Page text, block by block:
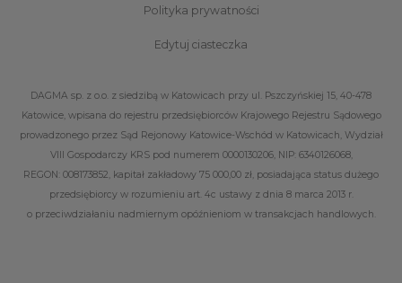
Polityka prywatności
Edytuj ciasteczka
DAGMA sp. z o.o. z siedzibą w Katowicach przy ul. Pszczyńskiej 15, 40-478
Katowice, wpisana do rejestru przedsiębiorców Krajowego Rejestru Sądowego
prowadzonego przez Sąd Rejonowy Katowice-Wschód w Katowicach, Wydział
VIII Gospodarczy KRS pod numerem 0000130206, NIP: 6340126068,
REGON: 008173852, kapitał zakładowy 75 000,00 zł, posiadająca status dużego
przedsiębiorcy w rozumieniu art. 4c ustawy z dnia 8 marca 2013 r.
o przeciwdziałaniu nadmiernym opóźnieniom w transakcjach handlowych.